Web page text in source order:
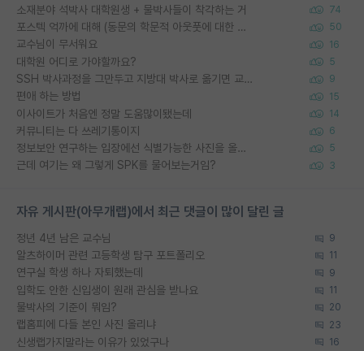
소재분야 석박사 대학원생 + 물박사들이 착각하는 거 74
포스텍 억까에 대해 (동문의 학문적 아웃풋에 대한 반박) 50
교수님이 무서워요 16
대학원 어디로 가야할까요? 5
SSH 박사과정을 그만두고 지방대 박사로 옮기면 교수의 꿈은 끝일까요? 9
편애 하는 방법 15
이사이트가 처음엔 정말 도움많이됐는데 14
커뮤니티는 다 쓰레기통이지 6
정보보안 연구하는 입장에선 식별가능한 사진을 올리는건 비추이긴함 5
근데 여기는 왜 그렇게 SPK를 물어보는거임? 3
자유 게시판(아무개랩)에서 최근 댓글이 많이 달린 글
정년 4년 남은 교수님 9
알츠하이머 관련 고등학생 탐구 포트폴리오 11
연구실 학생 하나 자퇴했는데 9
입학도 안한 신입생이 원래 관심을 받나요 11
물박사의 기준이 뭐임? 20
랩홈피에 다들 본인 사진 올리냐 23
신생랩가지말라는 이유가 있었구나 16